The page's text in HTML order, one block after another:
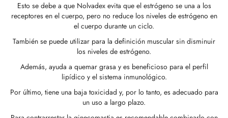
Esto se debe a que Nolvadex evita que el estrógeno se una a los
receptores en el cuerpo, pero no reduce los niveles de estrógeno en
el cuerpo durante un ciclo.
También se puede utilizar para la definición muscular sin disminuir
los niveles de estrógeno.
Además, ayuda a quemar grasa y es beneficioso para el perfil
lipídico y el sistema inmunológico.
Por último, tiene una baja toxicidad y, por lo tanto, es adecuado para
un uso a largo plazo.
🇪🇺
INT. 🌍
🇪🇺 🌍
🇪🇺
🇺🇸
USA 🇺🇸
USA 🇺🇸
INT. 🌍
INT. 🌍
🇪🇺 🌍
SHREE/ POWERBOLIC – Asia 🇺🇸
(Equipoise)
Durabolin (decanoato De Nandrolona)
Inyectable (metandienona)
De Esteroides (inyección)
De Trembolona
(trembolona Hexa)
De Testosterona
De Testosterona
Oral
De Testosterona
Oral (metandienona)
(fluoximesterona)
(Metasterona)
T3 / T4
(Aromasin)
Gonadotropina
(Femara)
Sanguínea Por EPO
(hormonas De Crecimiento Humano)
II
Bacteriostática
2
T4
Ligandrol
– Ostarina
– Ibutamoren
– Testolona
De Fuerza
Para Bajar De Peso
De Ganancia De Masa
De Ganancia De Masa Magra
– Preguntas Frecuentes
Informativo
Mi Pedido
Mi Pedido
Mi Pago
Tarjeta De Crédito